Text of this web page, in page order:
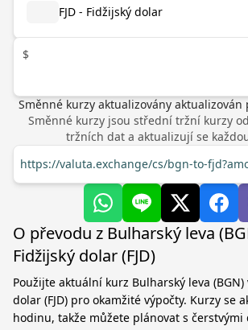
FJD - Fidžijský dolar
$
Směnné kurzy aktualizovány aktualizován
Směnné kurzy jsou střední tržní kurzy
tržních dat a aktualizují se
https://valuta.exchange/cs/bgn-to-
O převodu z Bulharský leva
Fidžijský dolar (FJD)
Použijte aktuální kurz Bulharský leva (BGN)
dolar (FJD) pro okamžité výpočty. Kurzy se
hodinu, takže můžete plánovat s čerstvými